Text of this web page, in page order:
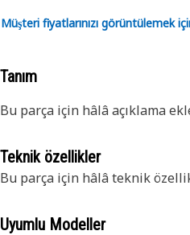
Müşteri fiyatlarınızı görüntülemek
Tanım
Bu parça için hâlâ açıklama
Teknik özellikler
Bu parça için hâlâ teknik
Uyumlu Modeller